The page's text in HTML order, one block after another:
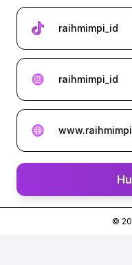
raihmimpi_id
raihmimpi_id
©